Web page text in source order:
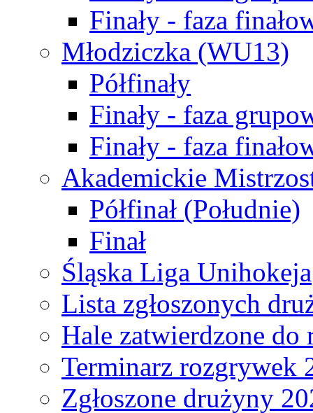
Finały - faza
Młodziczka (WU13)
Półfinały
Finały - faza
Finały - faza
Akademickie
Półfinał (Południe)
Finał
Śląska Liga Unihokeja
Lista zgłoszonych
Hale zatwierdzone do
Terminarz rozgrywek
Zgłoszone drużyny